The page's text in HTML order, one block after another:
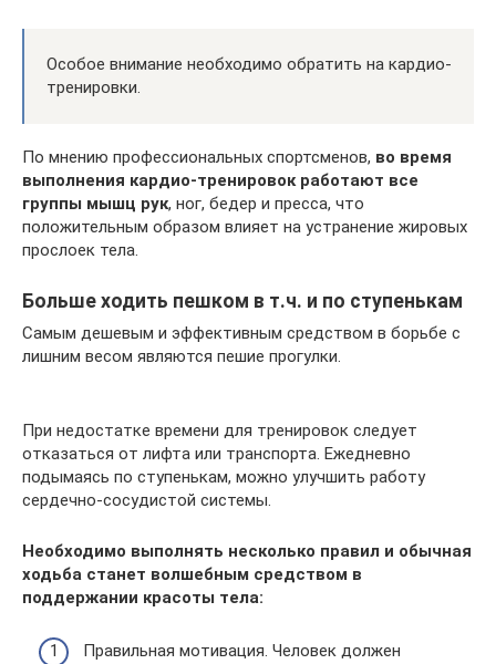
Особое внимание необходимо обратить на кардио-
тренировки.
По мнению профессиональных спортсменов, во время
выполнения кардио-тренировок работают все
группы мышц рук, ног, бедер и пресса, что
положительным образом влияет на устранение жировых
прослоек тела.
Больше ходить пешком в т.ч. и по ступенькам
Самым дешевым и эффективным средством в борьбе с
лишним весом являются пешие прогулки.
При недостатке времени для тренировок следует
отказаться от лифта или транспорта. Ежедневно
подымаясь по ступенькам, можно улучшить работу
сердечно-сосудистой системы.
Необходимо выполнять несколько правил и обычная
ходьба станет волшебным средством в
поддержании красоты тела:
Правильная мотивация. Человек должен